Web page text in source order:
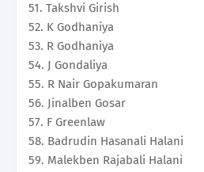
51. Takshvi Girish
52. K Godhaniya
53. R Godhaniya
54. J Gondaliya
55. R Nair Gopakumaran
56. Jinalben Gosar
57. F Greenlaw
58. Badrudin Hasanali Halani
59. Malekben Rajabali Halani